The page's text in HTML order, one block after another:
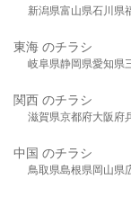
新潟県富山県石川県
東海 のチラシ
岐阜県静岡県愛知県
関西 のチラシ
滋賀県京都府大阪府
中国 のチラシ
鳥取県島根県岡山県